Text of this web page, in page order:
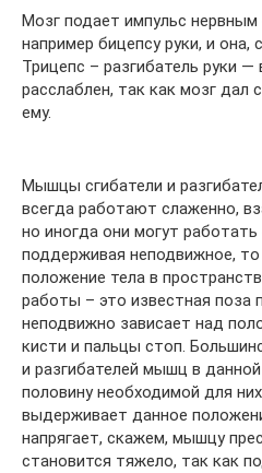
Мозг подает импульс
например бицепсу руки, и она,
Трицепс – разгибатель руки
расслаблен, так как мозг дал
ему.
Мышцы сгибатели и
всегда работают слаженно,
но иногда они могут
поддерживая неподвижное,
положение тела в
работы – это известная поза
неподвижно зависает над
кисти и пальцы стоп.
и разгибателей мышц в
половину необходимой для
выдерживает данное
напрягает, скажем, мышцу
становится тяжело, так как